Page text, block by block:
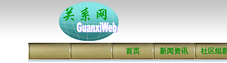
首页 新闻资讯 社区组